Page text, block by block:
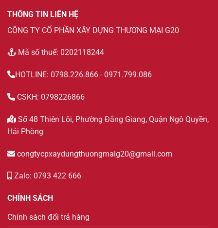
THÔNG TIN LIÊN HỆ
CÔNG TY CỔ PHẦN XÂY DỰNG THƯƠNG MẠI G20
Mã số thuế: 0202118244
HOTLINE: 0798.226.866 - 0971.799.086
CSKH: 0798226866
Số 48 Thiên Lôi, Phường Đằng Giang, Quận Ngô Quyền,
Hải Phòng
congtycpxaydungthuongmaig20@gmail.com
Zalo: 0793 422 666
CHÍNH SÁCH
Chính sách đổi trả hàng